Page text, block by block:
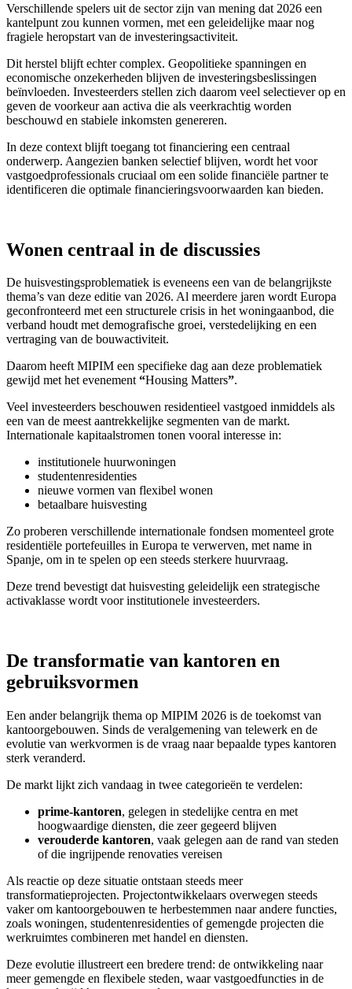
Verschillende spelers uit de sector zijn van mening dat 2026 een
kantelpunt zou kunnen vormen, met een geleidelijke maar nog
fragiele heropstart van de investeringsactiviteit.
Dit herstel blijft echter complex. Geopolitieke spanningen en
economische onzekerheden blijven de investeringsbeslissingen
beïnvloeden. Investeerders stellen zich daarom veel selectiever op en
geven de voorkeur aan activa die als veerkrachtig worden
beschouwd en stabiele inkomsten genereren.
In deze context blijft toegang tot financiering een centraal
onderwerp. Aangezien banken selectief blijven, wordt het voor
vastgoedprofessionals cruciaal om een solide financiële partner te
identificeren die optimale financieringsvoorwaarden kan bieden.
Wonen centraal in de discussies
De huisvestingsproblematiek is eveneens een van de belangrijkste
thema’s van deze editie van 2026. Al meerdere jaren wordt Europa
geconfronteerd met een structurele crisis in het woningaanbod, die
verband houdt met demografische groei, verstedelijking en een
vertraging van de bouwactiviteit.
Daarom heeft MIPIM een specifieke dag aan deze problematiek
gewijd met het evenement“Housing Matters”.
Veel investeerders beschouwen residentieel vastgoed inmiddels als
een van de meest aantrekkelijke segmenten van de markt.
Internationale kapitaalstromen tonen vooral interesse in:
institutionele huurwoningen
studentenresidenties
nieuwe vormen van flexibel wonen
betaalbare huisvesting
Zo proberen verschillende internationale fondsen momenteel grote
residentiële portefeuilles in Europa te verwerven, met name in
Spanje, om in te spelen op een steeds sterkere huurvraag.
Deze trend bevestigt dat huisvesting geleidelijk een strategische
activaklasse wordt voor institutionele investeerders.
De transformatie van kantoren en
gebruiksvormen
Een ander belangrijk thema op MIPIM 2026 is de toekomst van
kantoorgebouwen. Sinds de veralgemening van telewerk en de
evolutie van werkvormen is de vraag naar bepaalde types kantoren
sterk veranderd.
De markt lijkt zich vandaag in twee categorieën te verdelen:
prime-kantoren, gelegen in stedelijke centra en met
hoogwaardige diensten, die zeer gegeerd blijven
verouderde kantoren, vaak gelegen aan de rand van steden
of die ingrijpende renovaties vereisen
Als reactie op deze situatie ontstaan steeds meer
transformatieprojecten. Projectontwikkelaars overwegen steeds
vaker om kantoorgebouwen te herbestemmen naar andere functies,
zoals woningen, studentenresidenties of gemengde projecten die
werkruimtes combineren met handel en diensten.
Deze evolutie illustreert een bredere trend: de ontwikkeling naar
meer gemengde en flexibele steden, waar vastgoedfuncties in de